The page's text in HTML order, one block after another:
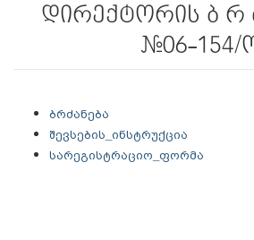
დირექტორის ბ რ
#06-154/
ბრძანება
შევსების_ინსტრუქცია
სარეგისტრაციო_ფორმა